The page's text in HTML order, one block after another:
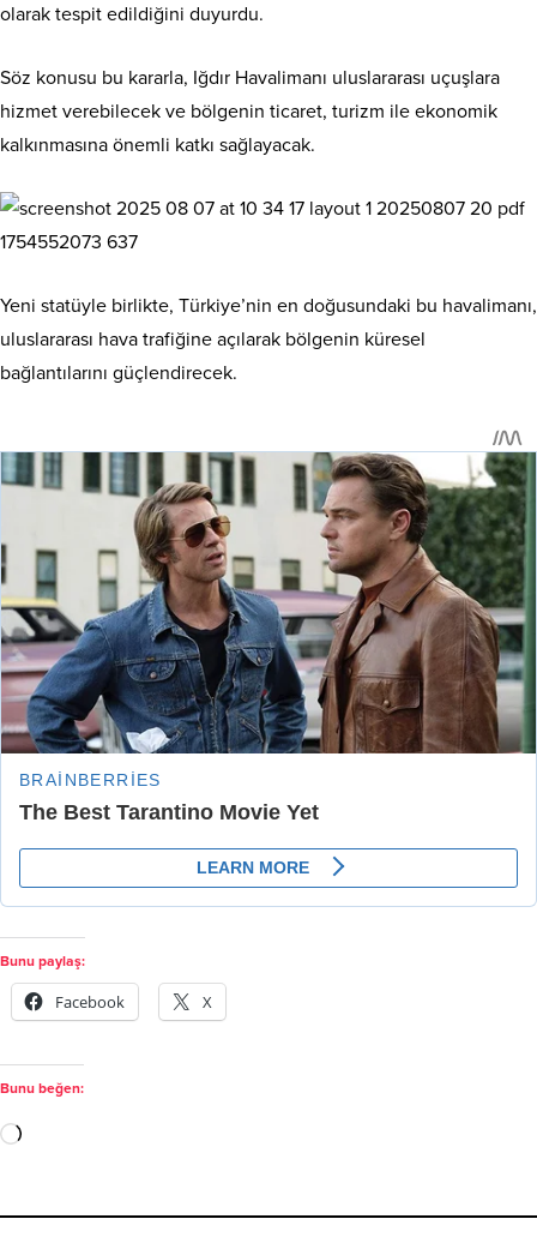
olarak tespit edildiğini duyurdu.
Söz konusu bu kararla, Iğdır Havalimanı uluslararası uçuşlara
hizmet verebilecek ve bölgenin ticaret, turizm ile ekonomik
kalkınmasına önemli katkı sağlayacak.
Yeni statüyle birlikte, Türkiye’nin en doğusundaki bu havalimanı,
uluslararası hava trafiğine açılarak bölgenin küresel
bağlantılarını güçlendirecek.
Bunu paylaş:
Facebook X
Bunu beğen: